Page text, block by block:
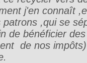
j'en connaît
,qui se
de bénéficier
de nos impôts)